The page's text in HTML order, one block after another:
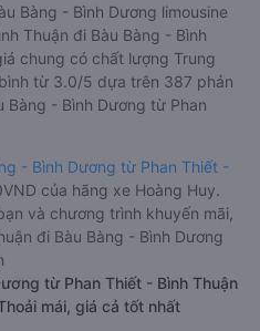
Bàng - Bình Dương limousine
Thuận đi Bàu Bàng - Bình
chung có chất lượng Trung
từ 3.0/5 dựa trên 387 phản
Bàng - Bình Dương từ Phan
- Bình Dương từ Phan Thiết -
của hãng xe Hoàng Huy.
và chương trình khuyến mãi,
đi Bàu Bàng - Bình Dương
từ Phan Thiết - Bình Thuận
mái, giá cả tốt nhất